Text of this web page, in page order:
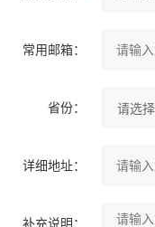
常用邮箱：
省份：
详细地址：
补充说明：